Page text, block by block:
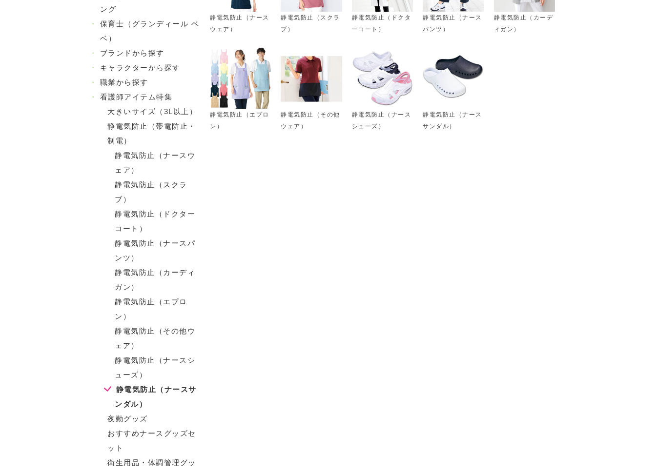
ング
・
保育士（グランディール ベ
ベ）
・
ブランドから探す
・
キャラクターから探す
・
職業から探す
・
看護師アイテム特集
大きいサイズ（3L以上）
静電気防止（帯電防止・
制電）
静電気防止（ナースウ
ェア）
静電気防止（スクラ
ブ）
静電気防止（ドクター
コート）
静電気防止（ナースパ
ンツ）
静電気防止（カーディ
ガン）
静電気防止（エプロ
ン）
静電気防止（その他ウ
ェア）
静電気防止（ナースシ
ューズ）
静電気防止（ナースサ
ンダル）
夜勤グッズ
おすすめナースグッズセ
ット
衛生用品・体調管理グッ
静電気防止（ナース
ウェア）
静電気防止（スクラ
ブ）
静電気防止（ドクタ
ーコート）
静電気防止（ナース
パンツ）
静電気防止（カーデ
ィガン）
静電気防止（エプロ
ン）
静電気防止（その他
ウェア）
静電気防止（ナース
シューズ）
静電気防止（ナース
サンダル）